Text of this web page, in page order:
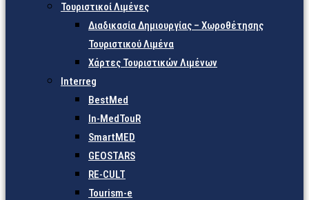
Τουριστικοί Λιμένες
Διαδικασία Δημιουργίας – Χωροθέτησης
Τουριστικού Λιμένα
Χάρτες Τουριστικών Λιμένων
Interreg
BestMed
In-MedTouR
SmartMED
GEOSTARS
RE-CULT
Tourism-e